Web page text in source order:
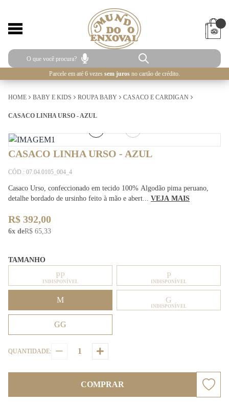
Parcele em até 6 vezes sem juros no cartão de crédito.
HOME BABY E KIDS ROUPA BABY CASACO E CARDIGAN
CASACO LINHA URSO - AZUL
CASACO LINHA URSO - AZUL
CÓD.: 07.04.0105_004_4
Casaco Urso, confeccionado em tecido 100% Algodão pima peruano,
detalhe bordado de ursinho feito à mão e abert... VEJA MAIS
R$ 392,00
6x deR$ 65,33
TAMANHO
PP
INDISPONÍVEL
P
INDISPONÍVEL
M G
INDISPONÍVEL
GG
QUANTIDADE:
COMPRAR